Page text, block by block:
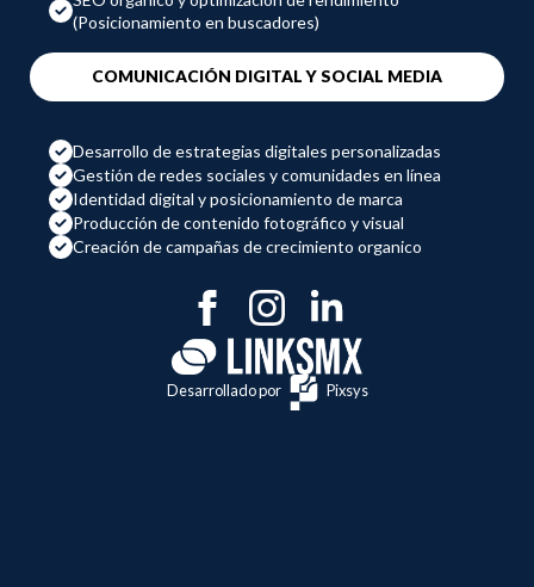
(Posicionamiento en buscadores)
COMUNICACIÓN DIGITAL Y SOCIAL MEDIA
Desarrollo de estrategias digitales personalizadas
Gestión de redes sociales y comunidades en línea
Identidad digital y posicionamiento de marca
Producción de contenido fotográfico y visual
Creación de campañas de crecimiento organico
Desarrollado por Pixsys